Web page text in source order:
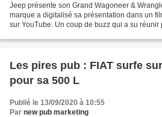
Jeep présente son Grand Wagoneer &
marque a digitalisé sa présentation dans un
sur YouTube. Un coup de buzz qui a su réunir
Les pires pub : FIAT surfe
pour sa 500 L
Publié le 13/09/2020 à 10:55
Par new pub marketing